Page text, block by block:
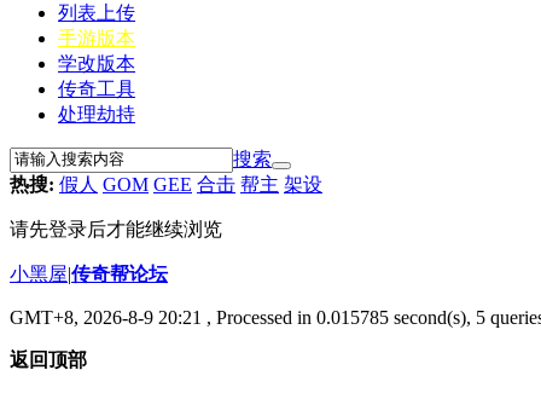
列表上传
手游版本
学改版本
传奇工具
处理劫持
搜索
热搜: 假人 GOM GEE 合击 帮主 架设
请先登录后才能继续浏览
小黑屋|传奇帮论坛
GMT+8, 2026-8-9 20:21 , Processed in 0.015785 second(s), 5
返回顶部